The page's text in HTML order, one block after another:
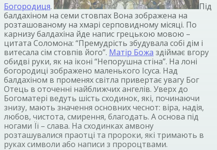
Богородиця.
Під
балдахіном на семи стовпах Вона зображена на
розташованому на хмарі серповидному місяці. По
карнизу балдахіна йде напис грецькою мовою –
цитата Соломона: “Премудрість збудувала собі дім і
витесала сім стовпів його”. Матір Божа здіймає вгору
обидві руки, як на іконі “Непорушна стіна”. На лоні
богородиці зображено маленького Ісуса. Над
балдахіном в променях світла привертає увагу Бог
Отець в оточенні найближчих ангелів. Уверх до
Богоматері ведуть шість сходинок, які, починаючи
знизу, мають значення основних чеснот: віра, надія,
любов, чистота, смирення, благодать. А основа під
ногами Її – слава. На сходинках амвону
розташувалися праотці та пророки, які тримають в
руках символи або написи з пророцтвами.